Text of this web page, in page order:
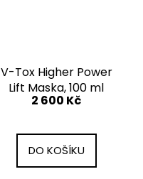
V-Tox Higher Power
Lift Maska, 100 ml
2 600 Kč
DO KOŠÍKU